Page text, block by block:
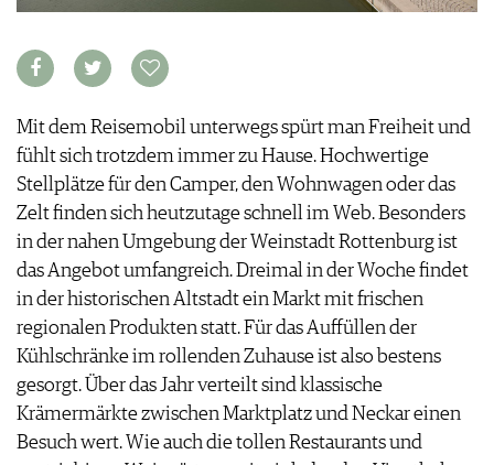
MEDIATHEK
VIDEOS
BILDSTRECKEN
BÜCHER
NEWS
WEINWIRTSCHAFT
WEINSZENE
PORTRAITS
VINOPHILES
ARCHIV
ANMELDEN
AWARDS
GEWINNSPIELE
VORTEILSWELT
TRINKREIFETABELLE
ABO
WEINSUCHE
NEWSLETTER
WINE TRADE CLUB
Mit dem Reisemobil unterwegs spürt man Freiheit und
fühlt sich trotzdem immer zu Hause. Hochwertige
Stellplätze für den Camper, den Wohnwagen oder das
Zelt finden sich heutzutage schnell im Web. Besonders
in der nahen Umgebung der Weinstadt Rottenburg ist
das Angebot umfangreich. Dreimal in der Woche findet
in der historischen Altstadt ein Markt mit frischen
regionalen Produkten statt. Für das Auffüllen der
Kühlschränke im rollenden Zuhause ist also bestens
gesorgt. Über das Jahr verteilt sind klassische
Krämermärkte zwischen Marktplatz und Neckar einen
Besuch wert. Wie auch die tollen Restaurants und